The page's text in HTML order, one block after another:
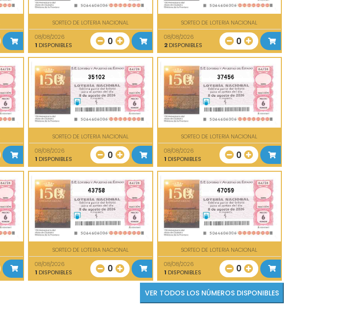
SORTEO DE LOTERIA NACIONAL
08/08/2026
1 DISPONIBLES 0
SORTEO DE LOTERIA NACIONAL
08/08/2026
2DISPONIBLES 0
35102
SORTEO DE LOTERIA NACIONAL
08/08/2026
1 DISPONIBLES 0
37456
SORTEO DE LOTERIA NACIONAL
08/08/2026
1 DISPONIBLES 0
43758
SORTEO DE LOTERIA NACIONAL
08/08/2026
1 DISPONIBLES 0
47059
SORTEO DE LOTERIA NACIONAL
08/08/2026
1 DISPONIBLES 0
VER TODOS LOS NÚMEROS DISPONIBLES